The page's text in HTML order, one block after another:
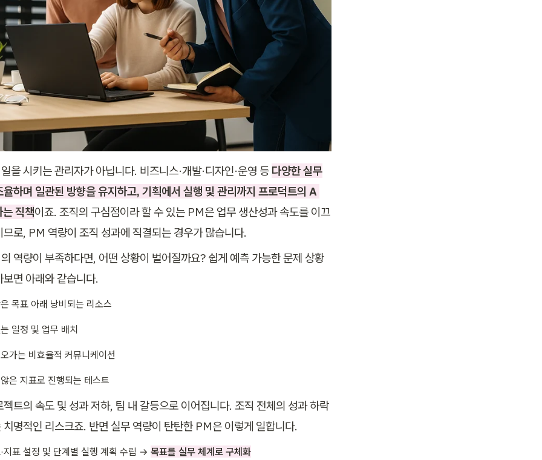
을 시키는 관리자가 아닙니다. 비즈니스·개발·디자인·운영 등 다양한 실무
율하며 일관된 방향을 유지하고, 기획에서 실행 및 관리까지 프로덕트의 A
직책이죠. 조직의 구심점이라 할 수 있는 PM은 업무 생산성과 속도를 이끄
므로, PM 역량이 조직 성과에 직결되는 경우가 많습니다.
역량이 부족하다면, 어떤 상황이 벌어질까요? 쉽게 예측 가능한 문제 상황
면 아래와 같습니다.
목표 아래 낭비되는 리소스
일정 및 업무 배치
가는 비효율적 커뮤니케이션
은 지표로 진행되는 테스트
트의 속도 및 성과 저하, 팀 내 갈등으로 이어집니다. 조직 전체의 성과 하락
치명적인 리스크죠. 반면 실무 역량이 탄탄한 PM은 이렇게 일합니다.
지표 설정 및 단계별 실행 계획 수립 → 목표를 실무 체계로 구체화